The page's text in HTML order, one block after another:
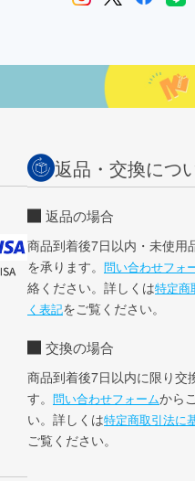
返品・交換につ
返品の場合
商品到着後7日以内・未使用
を承ります。 問い合わせフォ
絡ください。詳しくは特定商
く表記をご覧ください。
交換の場合
商品到着後7日以内に限り交
す。 問い合わせフォームから
い。詳しくは特定商取引法に
ご覧ください。